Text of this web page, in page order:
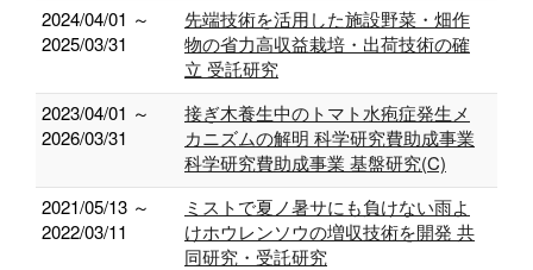
2024/04/01 ～
2025/03/31
先端技術を活用した施設野菜・畑作
物の省力高収益栽培・出荷技術の確
立 受託研究
2023/04/01 ～
2026/03/31
接ぎ木養生中のトマト水疱症発生メ
カニズムの解明 科学研究費助成事業
科学研究費助成事業 基盤研究(C)
2021/05/13 ～
2022/03/11
ミストで夏ノ暑サにも負けない雨よ
けホウレンソウの増収技術を開発 共
同研究・受託研究